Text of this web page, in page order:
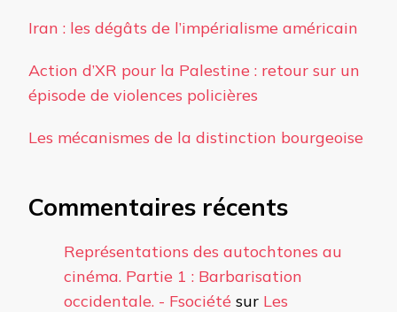
Iran : les dégâts de l’impérialisme américain
Action d’XR pour la Palestine : retour sur un
épisode de violences policières
Les mécanismes de la distinction bourgeoise
Commentaires récents
Représentations des autochtones au
cinéma. Partie 1 : Barbarisation
occidentale. - Fsociété sur Les